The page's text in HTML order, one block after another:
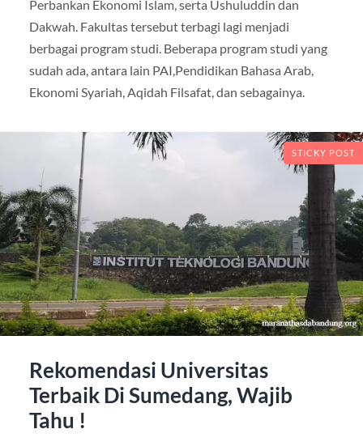
Perbankan Ekonomi Islam, serta Ushuluddin dan
Dakwah. Fakultas tersebut terbagi lagi menjadi
berbagai program studi. Beberapa program studi yang
sudah ada, antara lain PAI,Pendidikan Bahasa Arab,
Ekonomi Syariah, Aqidah Filsafat, dan sebagainya.
STICKY POST
Rekomendasi Universitas
Terbaik Di Sumedang, Wajib
Tahu !